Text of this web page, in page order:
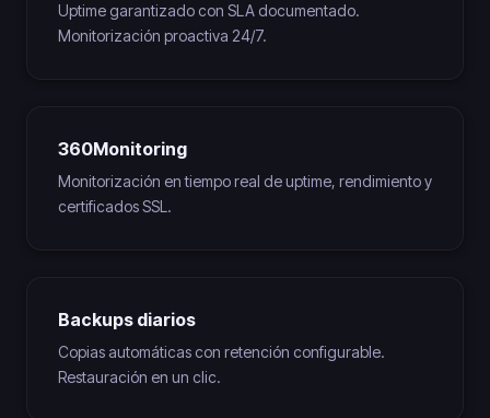
Uptime garantizado con SLA documentado.
Monitorización proactiva 24/7.
360Monitoring
Monitorización en tiempo real de uptime, rendimiento y
certificados SSL.
Backups diarios
Copias automáticas con retención configurable.
Restauración en un clic.